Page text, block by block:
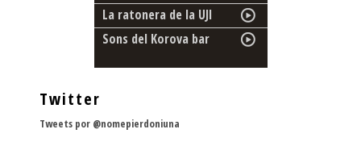
La ratonera de la UJI
Sons del Korova bar
Twitter
Tweets por @nomepierdoniuna